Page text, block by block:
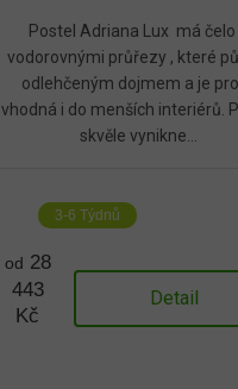
Postel Adriana Lux má čelo
vodorovnými průřezy , které
odlehčeným dojmem a je
vhodná i do menších interiérů.
skvěle vynikne...
3-6 Týdnů
od 28
443
Kč
Detail